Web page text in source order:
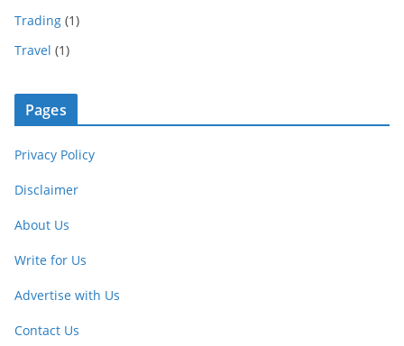
Trading (1)
Travel (1)
Pages
Privacy Policy
Disclaimer
About Us
Write for Us
Advertise with Us
Contact Us